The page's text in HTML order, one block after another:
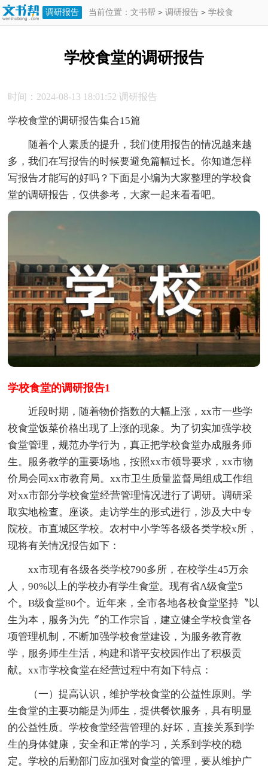
调研报告 当前位置： 文书帮 > 调研报告 > 学校食
学校食堂的调研报告
时间：2024-08-13 18:01:52 调研报告
学校食堂的调研报告集合15篇
随着个人素质的提升，我们使用报告的情况越来越
多，我们在写报告的时候要避免篇幅过长。你知道怎样
写报告才能写的好吗？下面是小编为大家整理的学校食
堂的调研报告，仅供参考，大家一起来看看吧。
学校食堂的调研报告1
近段时期，随着物价指数的大幅上涨，xx市一些学
校食堂饭菜价格出现了上涨的现象。为了切实加强学校
食堂管理，规范办学行为，真正把学校食堂办成服务师
生。服务教学的重要场地，按照xx市领导要求，xx市物
价局会同xx市教育局。xx市卫生质量监督局组成工作组
对xx市部分学校食堂经营管理情况进行了调研。调研采
取实地检查。座谈。走访学生的形式进行，涉及大中专
院校。市直城区学校。农村中小学等各级各类学校x所，
现将有关情况报告如下：
xx市现有各级各类学校790多所，在校学生45万余
人，90%以上的学校办有学生食堂。现有省A级食堂5
个。B级食堂80个。近年来，全市各地各校食堂坚持〝以
生为本，服务为先〞的工作宗旨，建立健全学校食堂各
项管理机制，不断加强学校食堂建设，为服务教育教
学，服务师生生活，构建和谐平安校园作出了积极贡
献。xx市学校食堂在经营过程中有如下特点：
（一）提高认识，维护学校食堂的公益性原则。学
生食堂的主要功能是为师生，提供餐饮服务，具有明显
的公益性质。学校食堂经营管理的.好坏，直接关系到学
生的身体健康，安全和正常的学习，关系到学校的稳
定。学校的后勤部门应加强对食堂的管理，要从维护广